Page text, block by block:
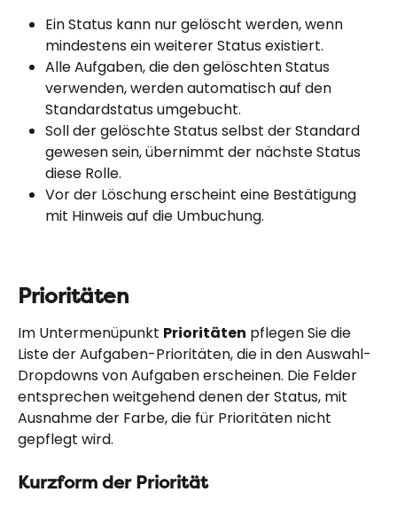
Ein Status kann nur gelöscht werden, wenn
mindestens ein weiterer Status existiert.
Alle Aufgaben, die den gelöschten Status
verwenden, werden automatisch auf den
Standardstatus umgebucht.
Soll der gelöschte Status selbst der Standard
gewesen sein, übernimmt der nächste Status
diese Rolle.
Vor der Löschung erscheint eine Bestätigung
mit Hinweis auf die Umbuchung.
Prioritäten
Im Untermenüpunkt Prioritäten pflegen Sie die
Liste der Aufgaben-Prioritäten, die in den Auswahl-
Dropdowns von Aufgaben erscheinen. Die Felder
entsprechen weitgehend denen der Status, mit
Ausnahme der Farbe, die für Prioritäten nicht
gepflegt wird.
Kurzform der Priorität